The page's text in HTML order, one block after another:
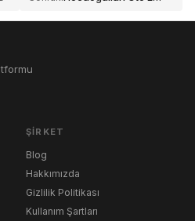
ŞIRKET
Blog
Hakkımızda
Gizlilik Politikası
Kullanım Şartları